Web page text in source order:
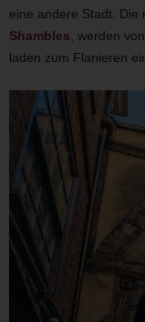
eine andere Stadt. Die
Shambles , werden
laden zum Flanieren